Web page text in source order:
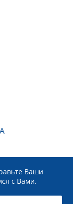
Ваши
с Вами.